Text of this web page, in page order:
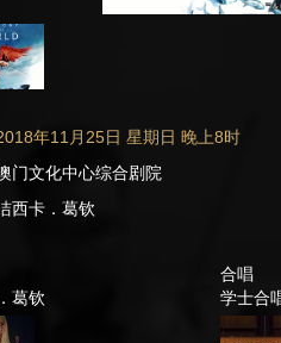
年11月25日 星期日 晚上8时
门文化中心综合剧院
西卡．葛钦
葛钦
合唱
学士合